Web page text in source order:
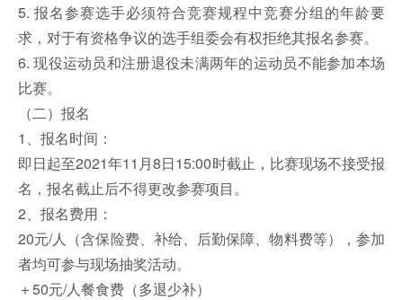
5. 报名参赛选手必须符合竞赛规程中竞赛分组的年龄要
求，对于有资格争议的选手组委会有权拒绝其报名参赛。
6. 现役运动员和注册退役未满两年的运动员不能参加本场
比赛。
（二）报名
1、报名时间：
即日起至2021年11月8日15:00时截止，比赛现场不接受报
名，报名截止后不得更改参赛项目。
2、报名费用：
20元/人（含保险费、补给、后勤保障、物料费等），参加
者均可参与现场抽奖活动。
＋50元/人餐食费（多退少补）